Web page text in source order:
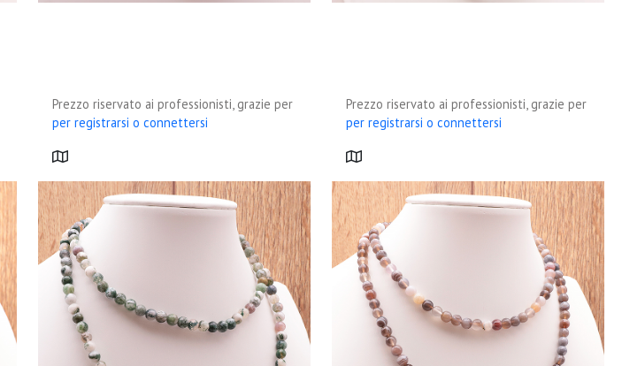
Prezzo riservato ai professionisti, grazie per
per registrarsi o connettersi
Prezzo riservato ai professionisti, grazie per
per registrarsi o connettersi